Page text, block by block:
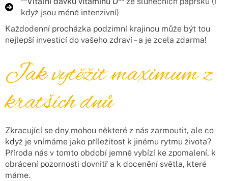
když jsou méně intenzivní)
Každodenní procházka podzimní krajinou může být tou
nejlepší investicí do vašeho zdraví – a je zcela zdarma!
Jak vytěžit maximum z
kratších dnů
Zkracující se dny mohou některé z nás zarmoutit, ale co
když je vnímáme jako příležitost k jinému rytmu života?
Příroda nás v tomto období jemně vybízí ke zpomalení, k
obrácení pozornosti dovnitř a k docenění světla, které
máme.